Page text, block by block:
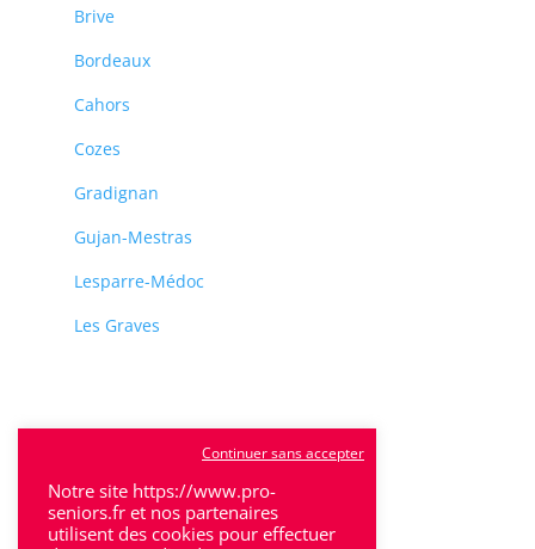
Brive
Bordeaux
Cahors
Cozes
Gradignan
Gujan-Mestras
Lesparre-Médoc
Les Graves
Les Hauts-de-Garonne
Marmande
Notre site https://www.pro-
seniors.fr et nos partenaires
utilisent des cookies pour effectuer
Continuer sans accepter